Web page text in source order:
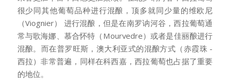
很少同其他葡萄品种进行混酿，顶多就同少量的维欧尼
（Viognier） 进行混酿，但是在南罗讷河谷，西拉葡萄通
常与歌海娜、慕合怀特（Mourvedre）或者是佳丽酿进行
混酿。而在普罗旺斯，澳大利亚式的混酿方式（赤霞珠 -
西拉）非常普遍，同样在科西嘉，西拉葡萄也占据了重要
的地位。